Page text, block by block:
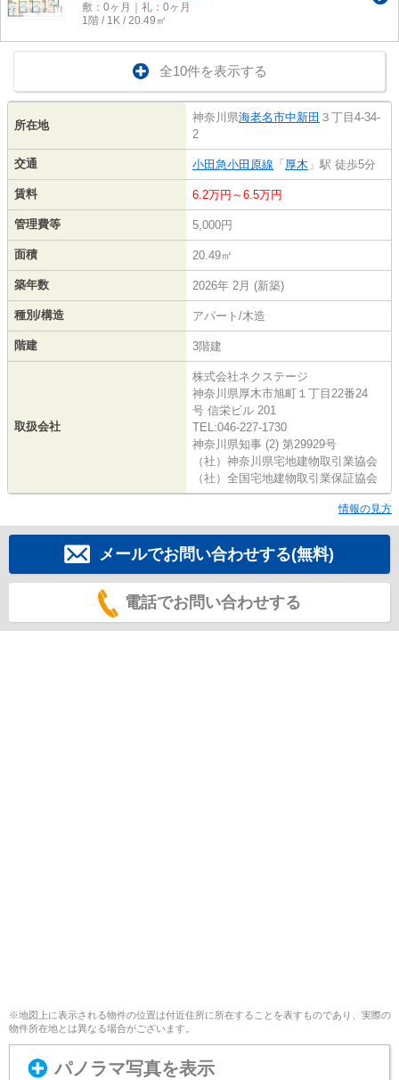
敷：0ヶ月｜礼：0ヶ月
1階 / 1K / 20.49㎡
全10件を表示する
所在地
神奈川県海老名市中新田 ３丁目4-34-
2
交通 小田急小田原線 「 厚木 」駅 徒歩5分
賃料 6.2万円～6.5万円
管理費等 5,000円
面積 20.49㎡
築年数 2026年 2月 (新築)
種別/構造 アパート/木造
階建 3階建
取扱会社
株式会社ネクステージ
神奈川県厚木市旭町１丁目22番24
号 信栄ビル 201
TEL:046-227-1730
神奈川県知事 (2) 第29929号
（社）神奈川県宅地建物取引業協会
（社）全国宅地建物取引業保証協会
情報の見方
メールでお問い合わせする(無料)
電話でお問い合わせする
※地図上に表示される物件の位置は付近住所に所在することを表すものであり、実際の
物件所在地とは異なる場合がございます。
パノラマ写真を表示